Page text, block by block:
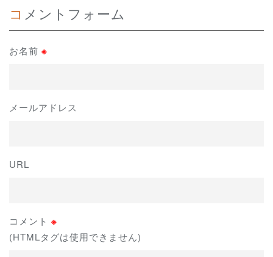
コメントフォーム
お名前 ※
メールアドレス
URL
コメント ※
(HTMLタグは使用できません)